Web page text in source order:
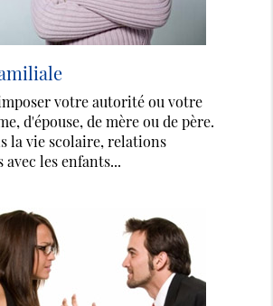
votre autorité ou votre
d'épouse, de mère ou de père.
la vie scolaire, relations
les enfants...